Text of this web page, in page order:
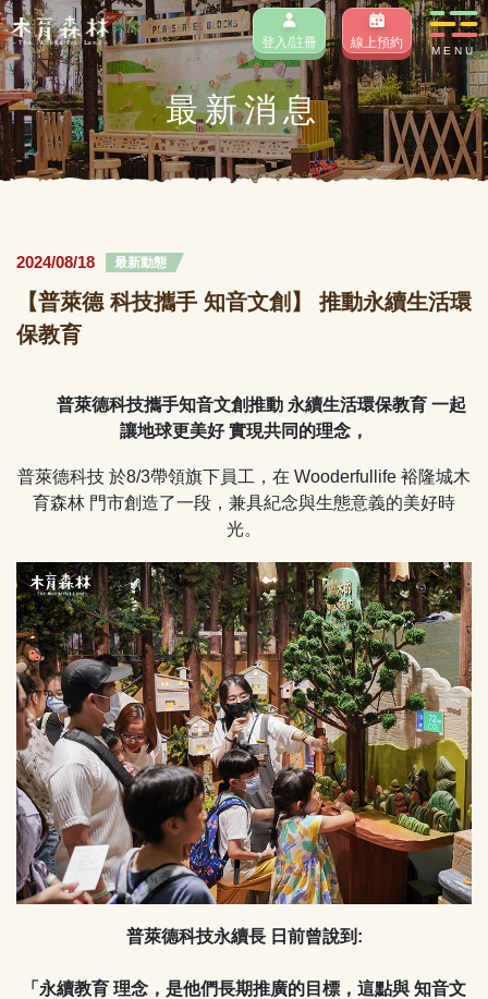
登入/註冊 線上預約
MENU
最新消息
2024/08/18 最新動態
【普萊德 科技攜手 知音文創】 推動永續生活環
保教育
普萊德科技攜手知音文創推動 永續生活環保教育 一起
讓地球更美好 實現共同的理念，
普萊德科技 於8/3帶領旗下員工，在 Wooderfullife 裕隆城木
育森林 門市創造了一段，兼具紀念與生態意義的美好時
光。
普萊德科技永續長 日前曾說到:
「永續教育 理念，是他們長期推廣的目標，這點與 知音文